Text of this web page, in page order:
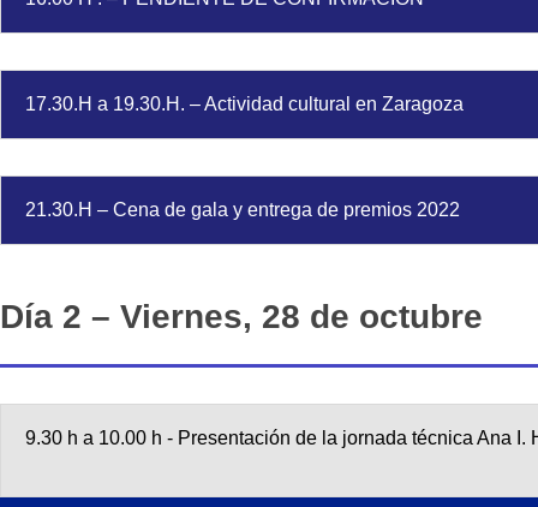
17.30.H a 19.30.H. – Actividad cultural en Zaragoza
21.30.H – Cena de gala y entrega de premios 2022
Día 2 – Viernes, 28 de octubre
9.30 h a 10.00 h - Presentación de la jornada técnica Ana I.